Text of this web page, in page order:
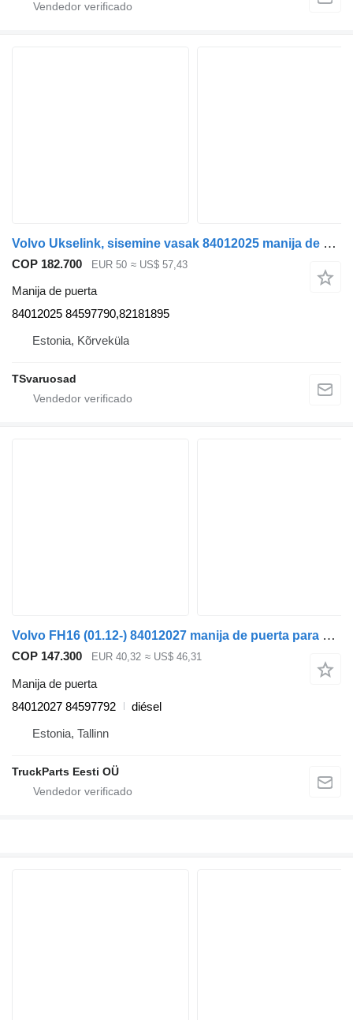
Volvo Ukselink, sisemine vasak 84012025 manija de puerta para Volvo FH cabeza tractora
COP 182.700 EUR 50 ≈ US$ 57,43
Manija de puerta
84012025 84597790,82181895
Estonia, Kõrveküla
TSvaruosad
Volvo FH16 (01.12-) 84012027 manija de puerta para Volvo FH12, FH16, NH12, FH, VNL780 (1993-2014) cabeza tractora
COP 147.300 EUR 40,32 ≈ US$ 46,31
Manija de puerta
84012027 84597792
diésel
Estonia, Tallinn
TruckParts Eesti OÜ